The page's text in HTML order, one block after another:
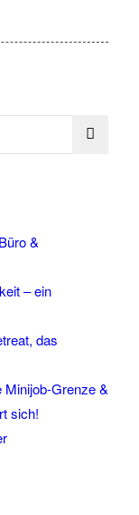
&
– ein
das
Grenze &
sich!